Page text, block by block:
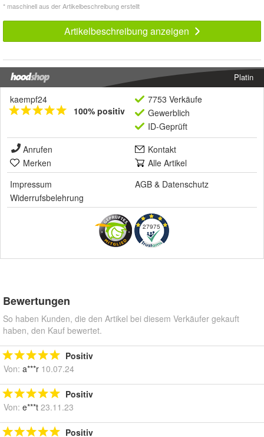
* maschinell aus der Artikelbeschreibung erstellt
Artikelbeschreibung anzeigen
Platin
kaempf24
100% positiv
7753 Verkäufe
Gewerblich
ID-Geprüft
Anrufen
Kontakt
Merken
Alle Artikel
Impressum
AGB & Datenschutz
Widerrufsbelehrung
27975
Bewertungen
So haben Kunden, die den Artikel bei diesem Verkäufer gekauft
haben, den Kauf bewertet.
Positiv
Von: a***r 10.07.24
Positiv
Von: e***t 23.11.23
Positiv